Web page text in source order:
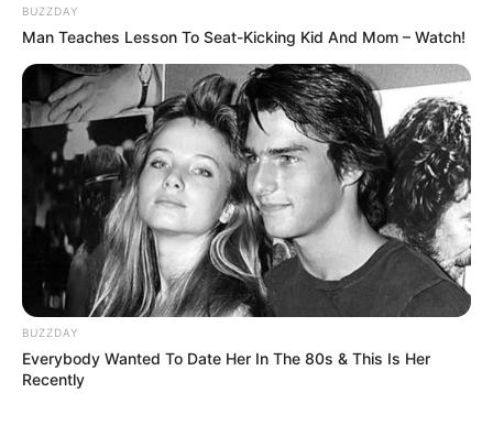
BUZZDAY
Man Teaches Lesson To Seat-Kicking Kid And Mom – Watch!
BUZZDAY
Everybody Wanted To Date Her In The 80s & This Is Her
Recently